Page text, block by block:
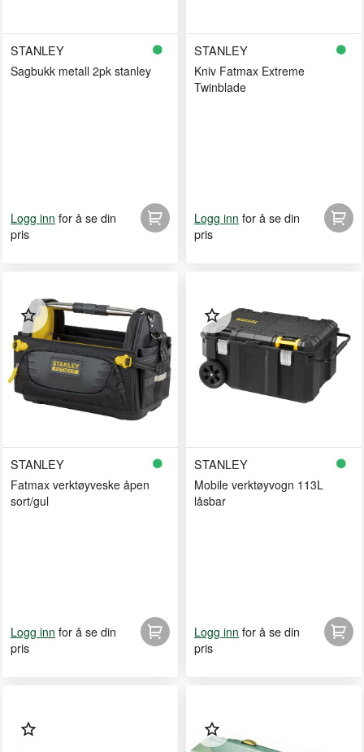
STANLEY
Sagbukk metall 2pk stanley
Logg inn for å se din
pris
STANLEY
Kniv Fatmax Extreme
Twinblade
Logg inn for å se din
pris
STANLEY
Fatmax verktøyveske åpen
sort/gul
Logg inn for å se din
pris
STANLEY
Mobile verktøyvogn 113L
låsbar
Logg inn for å se din
pris